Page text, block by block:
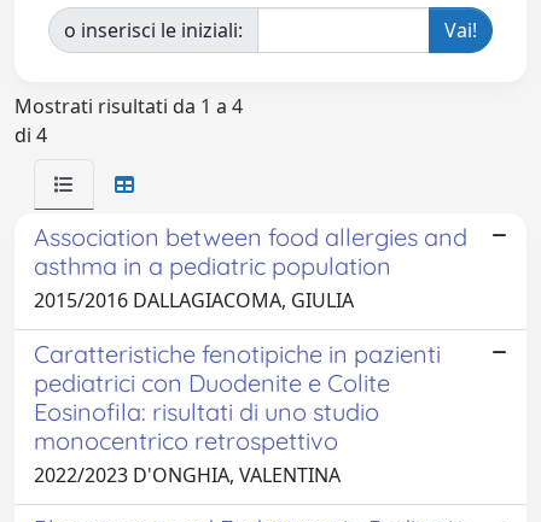
o inserisci le iniziali:
Mostrati risultati da 1 a 4
di 4
Association between food allergies and
asthma in a pediatric population
2015/2016 DALLAGIACOMA, GIULIA
Caratteristiche fenotipiche in pazienti
pediatrici con Duodenite e Colite
Eosinofila: risultati di uno studio
monocentrico retrospettivo
2022/2023 D'ONGHIA, VALENTINA